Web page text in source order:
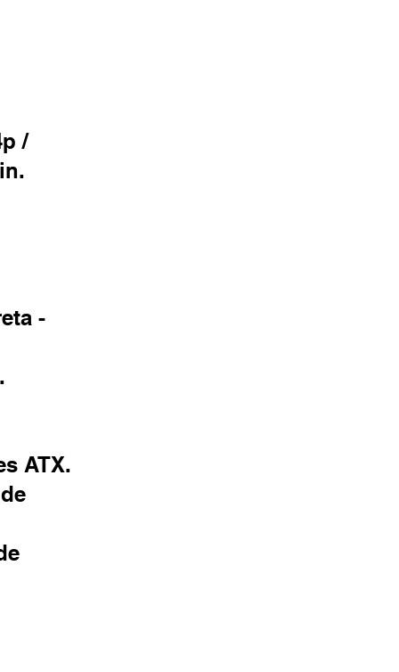
/
-
ATX.